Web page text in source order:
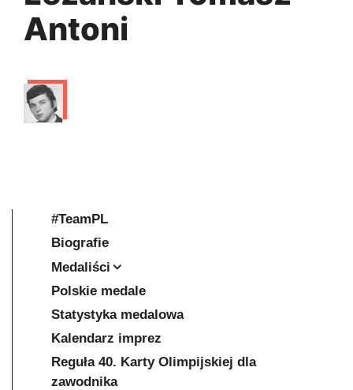
Antoni
#TeamPL
Biografie
Medaliści
Polskie medale
Statystyka medalowa
Kalendarz imprez
Reguła 40. Karty Olimpijskiej dla
zawodnika